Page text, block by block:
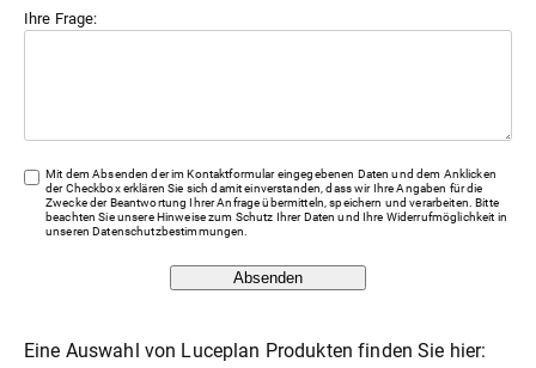
Ihre Frage:
Mit dem Absenden der im Kontaktformular eingegebenen Daten und dem Anklicken
der Checkbox erklären Sie sich damit einverstanden, dass wir Ihre Angaben für die
Zwecke der Beantwortung Ihrer Anfrage übermitteln, speichern und verarbeiten. Bitte
beachten Sie unsere Hinweise zum Schutz Ihrer Daten und Ihre Widerrufmöglichkeit in
unserenDatenschutzbestimmungen
Absenden
Eine Auswahl von Luceplan Produkten finden Sie hier: